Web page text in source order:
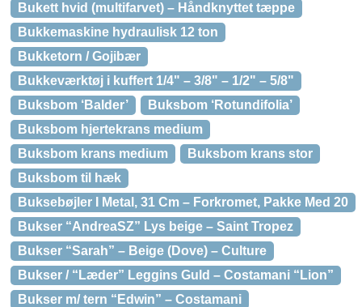
Bukett hvid (multifarvet) – Håndknyttet tæppe
Bukkemaskine hydraulisk 12 ton
Bukketorn / Gojibær
Bukkeværktøj i kuffert 1/4" – 3/8" – 1/2" – 5/8"
Buksbom ‘Balder’
Buksbom ‘Rotundifolia’
Buksbom hjertekrans medium
Buksbom krans medium
Buksbom krans stor
Buksbom til hæk
Buksebøjler I Metal, 31 Cm – Forkromet, Pakke Med 20
Bukser “AndreaSZ” Lys beige – Saint Tropez
Bukser “Sarah” – Beige (Dove) – Culture
Bukser / “Læder” Leggins Guld – Costamani “Lion”
Bukser m/ tern “Edwin” – Costamani